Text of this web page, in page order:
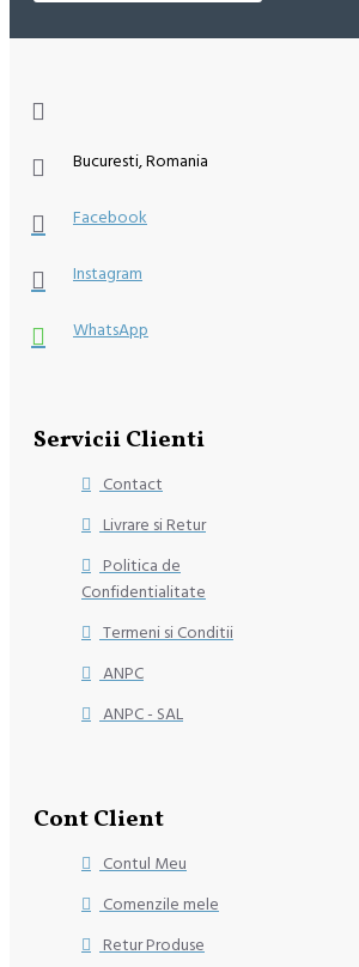
Bucuresti, Romania
Facebook
Instagram
WhatsApp
Servicii Clienti
Contact
Livrare si Retur
Politica de
Confidentialitate
Termeni si Conditii
ANPC
ANPC - SAL
Cont Client
Contul Meu
Comenzile mele
Retur Produse